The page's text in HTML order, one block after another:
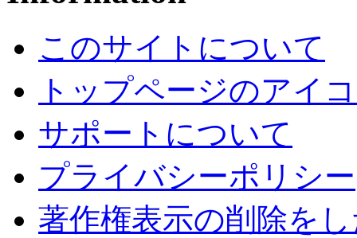
このサイトについて
トップページのアイ
サポートについて
プライバシーポリシー
著作権表示の削除を